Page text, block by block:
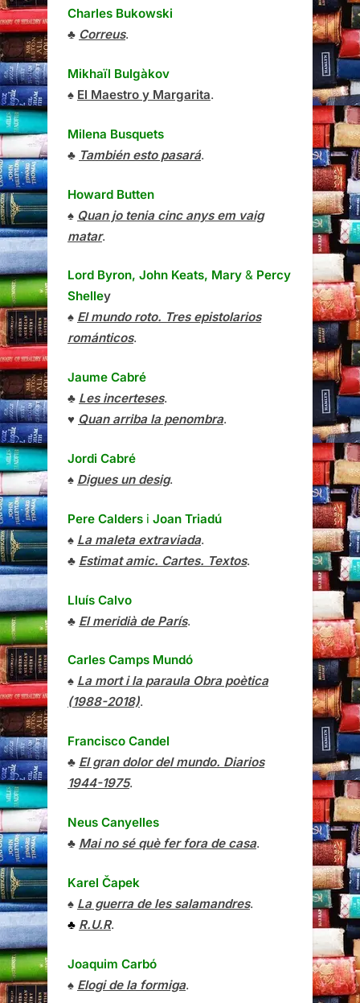
Charles Bukowski
♣ Correus.
Mikhaïl Bulgàkov
♠ El Maestro y Margarita.
Milena Busquets
♣ También esto pasará.
Howard Butten
♠ Quan jo tenia cinc anys em vaig
matar.
Lord Byron, John Keats, Mary & Percy
Shelley
♠ El mundo roto. Tres epistolarios
románticos.
Jaume Cabré
♣ Les incerteses.
♥ Quan arriba la penombra.
Jordi Cabré
♠ Digues un desig.
Pere Calders i Joan Triadú
♠ La maleta extraviada.
♣ Estimat amic. Cartes. Textos.
Lluís Calvo
♣ El meridià de París.
Carles Camps Mundó
♠ La mort i la paraula Obra poètica
(1988-2018).
Francisco Candel
♣ El gran dolor del mundo. Diarios
1944-1975.
Neus Canyelles
♣ Mai no sé què fer fora de casa.
Karel Čapek
♠ La guerra de les salamandres.
♣ R.U.R.
Joaquim Carbó
♠ Elogi de la formiga.